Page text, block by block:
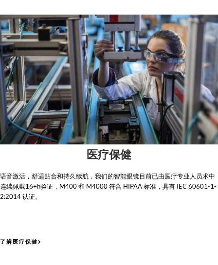
医疗保健
语音激活，舒适贴合和持久续航，我们的智能眼镜目前已由医疗专业人员术中
连续佩戴16+h验证， M400 和 M4000 符合 HIPAA 标准，具有 IEC 60601-1-
2:2014 认证。
了解医疗保健